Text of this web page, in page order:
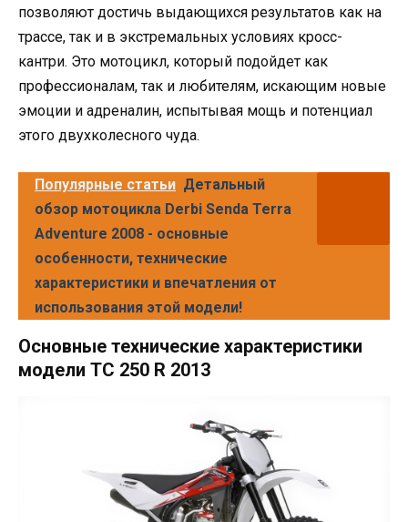
позволяют достичь выдающихся результатов как на
трассе, так и в экстремальных условиях кросс-
кантри. Это мотоцикл, который подойдет как
профессионалам, так и любителям, искающим новые
эмоции и адреналин, испытывая мощь и потенциал
этого двухколесного чуда.
Популярные статьи Детальный
обзор мотоцикла Derbi Senda Terra
Adventure 2008 - основные
особенности, технические
характеристики и впечатления от
использования этой модели!
Основные технические характеристики
модели TC 250 R 2013